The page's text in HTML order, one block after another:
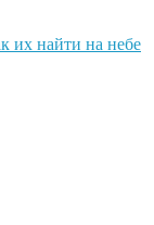
их найти на небе